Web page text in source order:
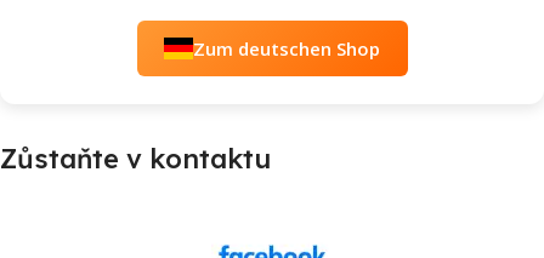
Zum deutschen Shop
Zůstaňte v kontaktu